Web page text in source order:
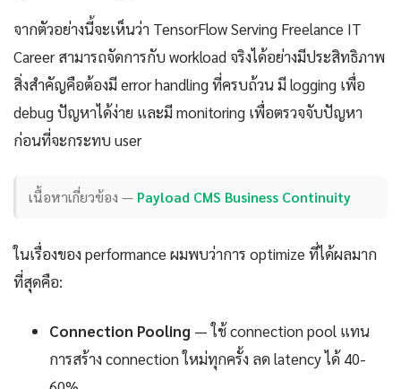
จากตัวอย่างนี้จะเห็นว่า TensorFlow Serving Freelance IT
Career สามารถจัดการกับ workload จริงได้อย่างมีประสิทธิภาพ
สิ่งสำคัญคือต้องมี error handling ที่ครบถ้วน มี logging เพื่อ
debug ปัญหาได้ง่าย และมี monitoring เพื่อตรวจจับปัญหา
ก่อนที่จะกระทบ user
เนื้อหาเกี่ยวข้อง — Payload CMS Business Continuity
ในเรื่องของ performance ผมพบว่าการ optimize ที่ได้ผลมาก
ที่สุดคือ:
Connection Pooling — ใช้ connection pool แทน
การสร้าง connection ใหม่ทุกครั้ง ลด latency ได้ 40-